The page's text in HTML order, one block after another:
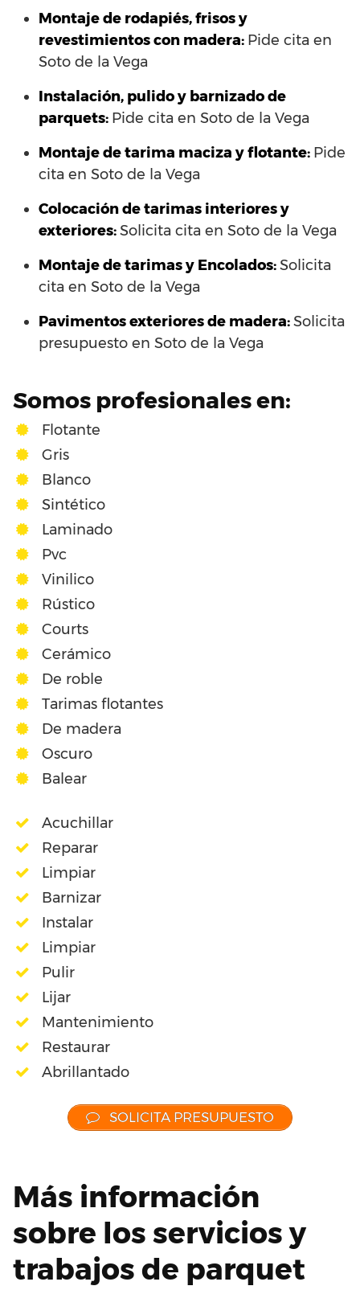
Montaje de rodapiés, frisos y
revestimientos con madera: Pide cita en
Soto de la Vega
Instalación, pulido y barnizado de
parquets: Pide cita en Soto de la Vega
Montaje de tarima maciza y flotante: Pide
cita en Soto de la Vega
Colocación de tarimas interiores y
exteriores:Solicita cita en Soto de la Vega
Montaje de tarimas y Encolados:Solicita
cita en Soto de la Vega
Pavimentos exteriores de madera:Solicita
presupuesto en Soto de la Vega
Somos profesionales en:
Flotante
Gris
Blanco
Sintético
Laminado
Pvc
Vinilico
Rústico
Courts
Cerámico
De roble
Tarimas flotantes
De madera
Oscuro
Balear
Acuchillar
Reparar
Limpiar
Barnizar
Instalar
Limpiar
Pulir
Lijar
Mantenimiento
Restaurar
Abrillantado
SOLICITA PRESUPUESTO
Más información
sobre los servicios y
trabajos de parquet